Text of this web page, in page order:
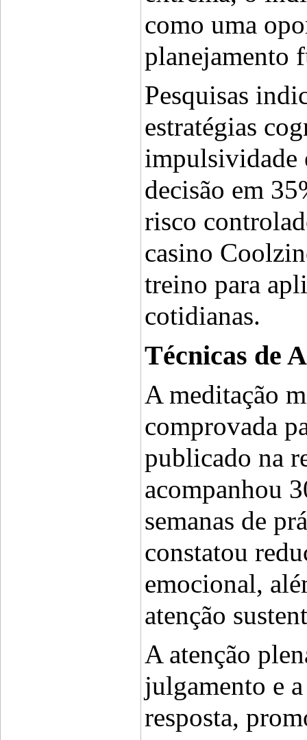
como uma
planejamento
Pesquisas
estratégias
impulsividade
decisão em
risco
casino
treino para
cotidianas.
Técnicas de
A meditação
comprovada
publicado na
acompanhou
semanas de
constatou
emocional,
atenção
A atenção
julgamento e
resposta,